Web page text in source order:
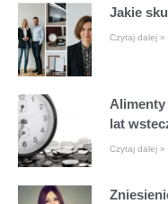
Jakie
Czytaj dalej »
Alimenty
lat
Czytaj dalej »